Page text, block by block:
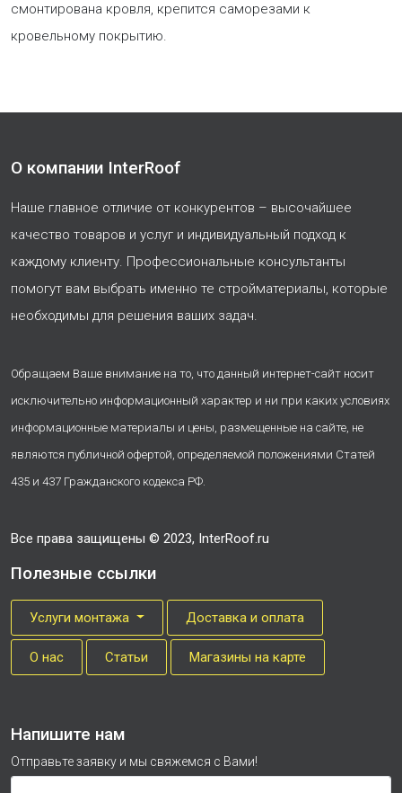
смонтирована кровля, крепится саморезами к
кровельному покрытию.
О компании InterRoof
Наше главное отличие от конкурентов – высочайшее
качество товаров и услуг и индивидуальный подход к
каждому клиенту. Профессиональные консультанты
помогут вам выбрать именно те стройматериалы, которые
необходимы для решения ваших задач.
Обращаем Ваше внимание на то, что данный интернет-сайт носит
исключительно информационный характер и ни при каких условиях
информационные материалы и цены, размещенные на сайте, не
являются публичной офертой, определяемой положениями Статей
435 и 437 Гражданского кодекса РФ.
Все права защищены © 2023, InterRoof.ru
Полезные ссылки
Услуги монтажа Доставка и оплата
О нас Cтатьи Магазины на карте
Напишите нам
Отправьте заявку и мы свяжемся с Вами!